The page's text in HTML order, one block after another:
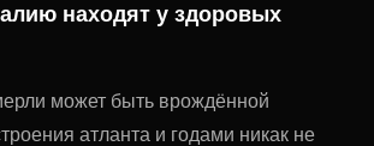
находят у здоровых
может быть врождённой
атланта и годами никак не